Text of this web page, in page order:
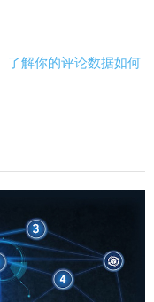
了解你的评论数据如何